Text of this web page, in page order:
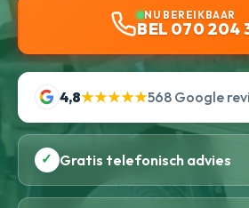
NU BEREIKBAAR
BEL 070 204
4,8★★★★★568 Google
✓ Gratis telefonisch advies